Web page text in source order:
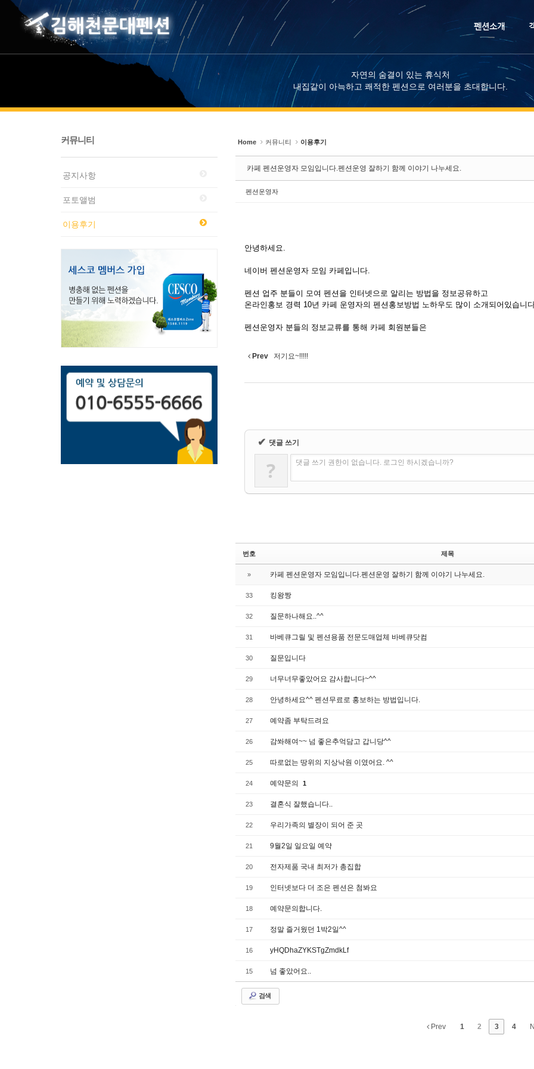
메뉴 건너뛰기
펜션소개
자연의 숨결이 있는 휴식처
내집같이 아늑하고 쾌적한 펜션으로 여러분을 초대합니다.
커뮤니티
공지사항
포토앨범
이용후기
Home 커뮤니티 이용후기
카페 펜션운영자 모임입니다.펜션운영 잘하기 함께 이야기 나누세요.
펜션운영자
안녕하세요.
네이버 펜션운영자 모임 카페입니다.
펜션 업주 분들이 모여 펜션을 인터넷으로 알리는 방법을 정보공유하고
온라인홍보 경력 10년 카페 운영자의 펜션홍보방법 노하우도 많이 소개되어있습니
펜션운영자 분들의 정보교류를 통해 카페 회원분들은
Prev 저기요~!!!!!
✔ 댓글 쓰기
? 댓글 쓰기 권한이 없습니다. 로그인 하시겠습니까?
번호 제목
» 카페 펜션운영자 모임입니다.펜션운영 잘하기 함께 이야기 나누세요.
33 킹왕짱
32 질문하나해요..^^
31 바베큐그릴 및 펜션용품 전문도매업체 바베큐닷컴
30 질문입니다
29 너무너무좋았어요 감사합니다~^^
28 안녕하세요^^ 펜션무료로 홍보하는 방법입니다.
27 예약좀 부탁드려요
26 감쏴해여~~ 넘 좋은추억담고 갑니당^^
25 따로없는 땅위의 지상낙원 이였어요. ^^
24 예약문의 1
23 결혼식 잘했습니다..
22 우리가족의 별장이 되어 준 곳
21 9월2일 일요일 예약
20 전자제품 국내 최저가 총집합
19 인터넷보다 더 조은 펜션은 첨봐요
18 예약문의합니다.
17 정말 즐거웠던 1박2일^^
16 yHQDhaZYKSTgZmdkLf
15 넘 좋았어요..
검색
Prev 1 2 3 4
Sketchbook5, 스케치북5
Sketchbook5, 스케치북5